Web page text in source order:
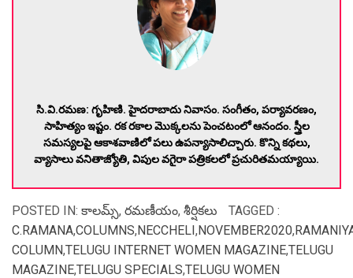
సి.వి.రమణ: గృహిణి. హైదరాబాదు నివాసం. సంగీతం, పర్యావరణం,
సాహిత్యం ఇష్టం. రక రకాల మొక్కలను పెంచటంలో ఆనందం. స్త్రీల
సమస్యలపై ఆకాశవాణిలో పలు ఉపన్యాసాలిచ్చారు. కొన్ని కథలు,
వ్యాసాలు వనితాజ్యోతి, విపుల వగైరా పత్రికలలో ప్రచురితమయ్యాయి.
POSTED IN: కాలమ్స్, రమణీయం, శీర్షికలు
TAGGED :
C.RAMANA,COLUMNS,NECCHELI,NOVEMBER2020,
COLUMN,TELUGU INTERNET WOMEN MAGAZINE,TELUGU
MAGAZINE,TELUGU SPECIALS,TELUGU WOMEN